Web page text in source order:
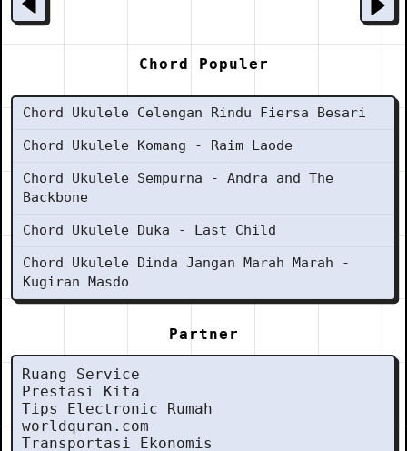
Chord Populer
Chord Ukulele Celengan Rindu Fiersa Besari
Chord Ukulele Komang - Raim Laode
Chord Ukulele Sempurna - Andra and The
Backbone
Chord Ukulele Duka - Last Child
Chord Ukulele Dinda Jangan Marah Marah -
Kugiran Masdo
Partner
Ruang Service
Prestasi Kita
Tips Electronic Rumah
worldquran.com
Transportasi Ekonomis